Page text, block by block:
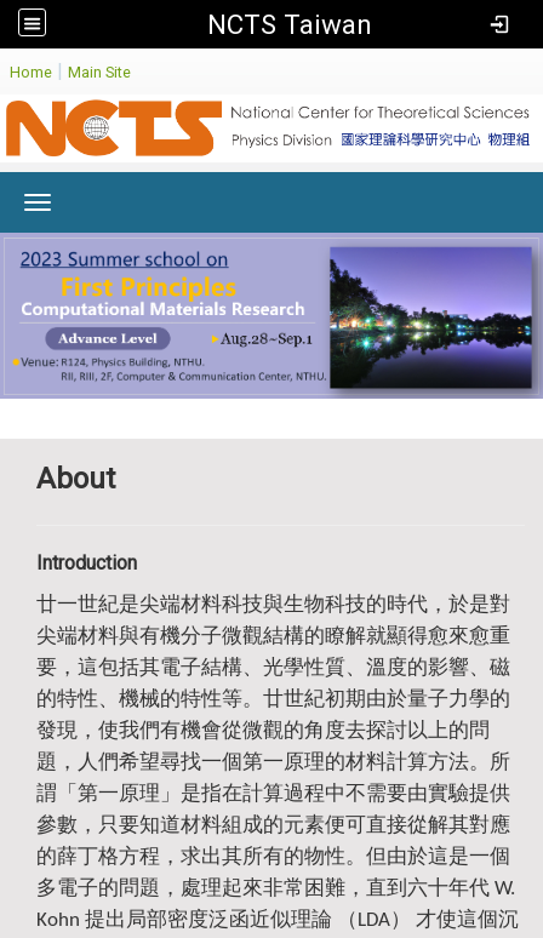
NCTS Taiwan
Home | Main Site
About
Introduction
廿一世紀是尖端材料科技與生物科技的時代，於是對
尖端材料與有機分子微觀結構的瞭解就顯得愈來愈重
要，這包括其電子結構、光學性質、溫度的影響、磁
的特性、機械的特性等。廿世紀初期由於量子力學的
發現，使我們有機會從微觀的角度去探討以上的問
題，人們希望尋找一個第一原理的材料計算方法。所
謂「第一原理」是指在計算過程中不需要由實驗提供
參數，只要知道材料組成的元素便可直接從解其對應
的薛丁格方程，求出其所有的物性。但由於這是一個
多電子的問題，處理起來非常困難，直到六十年代 W.
Kohn 提出局部密度泛函近似理論 （LDA） 才使這個沉